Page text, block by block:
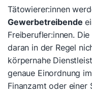
Tätowierer:innen
Gewerbetreibende
Freiberufler:innen.
daran in der Regel
körpernahe
genaue Einordnung
Finanzamt oder einer